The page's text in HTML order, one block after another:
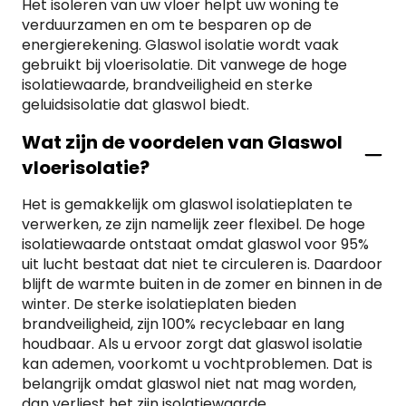
260mm. Welke dikte u uiteindelijk het beste kunt
kiezen is afhankelijk van de beschikbare ruimte
tussen de muren én de isolatiewaarde die u wilt
behalen.De Rd-waarde van Glaswol isolatie toont
aan wat de isolatiewaarde van het materiaal is.
Voor spouwmuurisolatie is ten minste 1,1 m2K/W
voorsubsidie. BijGlaswol isolatieplatenvan 45 mm
wordt al een Rd-waarde van 1,2 m2K/W
beste kunt kiezen voor uw bouwproject? Onze
specialisten adviseren u graag.
Het isoleren van uw vloer helpt uw woning te
verduurzamen en om te besparen op de
energierekening. Glaswol isolatie wordt vaak
gebruikt bij vloerisolatie. Dit vanwege de hoge
isolatiewaarde, brandveiligheid en sterke
geluidsisolatie dat glaswol biedt.
Wat zijn de voordelen van Glaswol
vloerisolatie?
Het is gemakkelijk om glaswol isolatieplaten te
verwerken, ze zijn namelijk zeer flexibel. De hoge
isolatiewaarde ontstaat omdat glaswol voor 95%
uit lucht bestaat dat niet te circuleren is. Daardoor
blijft de warmte buiten in de zomer en binnen in de
winter. De sterke isolatieplaten bieden
brandveiligheid, zijn 100% recyclebaar en lang
houdbaar. Als u ervoor zorgt dat glaswol isolatie
kan ademen, voorkomt u vochtproblemen. Dat is
belangrijk omdat glaswol niet nat mag worden,